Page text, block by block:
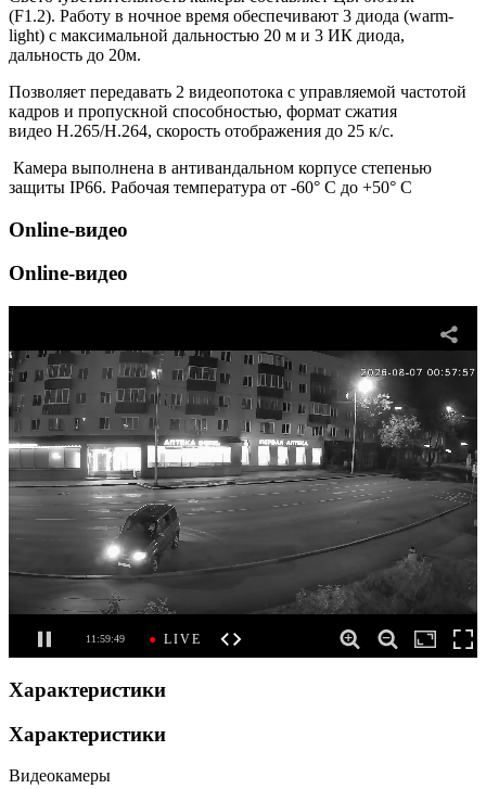
(F1.2). Работу в ночное время обеспечивают 3 диода (warm-
light) с максимальной дальностью 20 м и 3 ИК диода,
дальность до 20м.
Позволяет передавать 2 видеопотока с управляемой частотой
кадров и пропускной способностью, формат сжатия
видео H.265/H.264, скорость отображения до 25 к/с.
Камера выполнена в антивандальном корпусе степенью
защиты IP66. Рабочая температура от -60° С до +50° С
Online-видео
Online-видео
Характеристики
Характеристики
Видеокамеры